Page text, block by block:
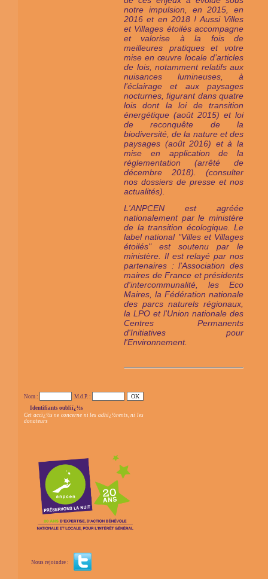
notre impulsion, en 2015, en
2016 et en 2018 ! Aussi Villes
et Villages étoilés accompagne
et valorise à la fois de
meilleures pratiques et votre
mise en œuvre locale d’articles
de lois, notamment relatifs aux
nuisances lumineuses, à
l’éclairage et aux paysages
nocturnes, figurant dans quatre
lois dont la loi de transition
énergétique (août 2015) et loi
de reconquête de la
biodiversité, de la nature et des
paysages (août 2016) et à la
mise en application de la
réglementation (arrêté de
décembre 2018). (consulter
nos dossiers de presse et nos
actualités).
L'ANPCEN est agréée
nationalement par le ministère
de la transition écologique. Le
label national "Villes et Villages
étoilés" est soutenu par le
ministère. Il est relayé par nos
partenaires : l'Association des
maires de France et présidents
d'intercommunalité, les Eco
Maires, la Fédération nationale
des parcs naturels régionaux,
la LPO et l'Union nationale des
Centres Permanents
d'Initiatives pour
l'Environnement.
Nom :
M.d.P. :
Identifiants oubliï¿½s
Cet accï¿½s ne concerne ni les adhï¿½rents, ni les
donateurs
Nous rejoindre :